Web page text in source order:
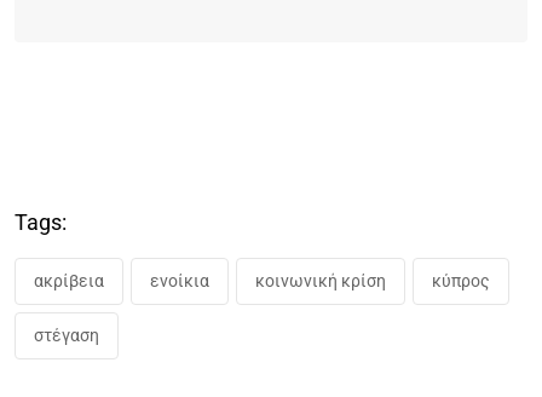
Tags:
ακρίβεια ενοίκια κοινωνική κρίση κύπρος
στέγαση